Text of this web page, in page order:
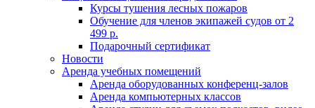
Курсы тушения лесных пожаров
Обучение для членов экипажей судов от 2
499 р.
Подарочный сертификат
Новости
Аренда учебных помещений
Аренда оборудованных конференц-залов
Аренда компьютерных классов